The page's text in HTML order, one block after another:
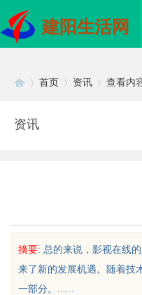
建阳生活网
首页 资讯 查看内
资讯
摘要: 总的来说，影视在线
来了新的发展机遇。随着技
一部分。......